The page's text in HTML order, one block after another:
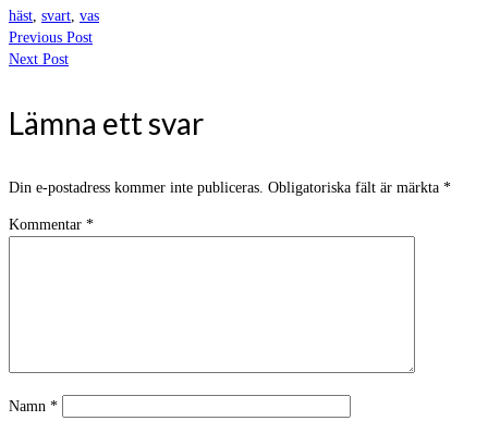
häst, svart, vas
Previous Post
Next Post
Lämna ett svar
Din e-postadress kommer inte publiceras. Obligatoriska fält är märkta *
Kommentar *
Namn *